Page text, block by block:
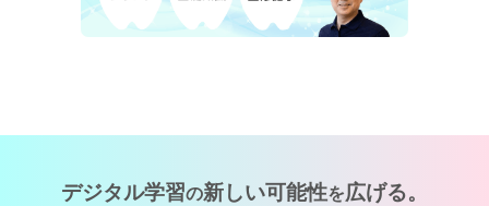
デジタル学習の新しい可能性を広げる。